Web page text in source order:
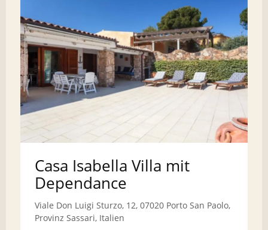
Casa Isabella Villa mit
Dependance
Viale Don Luigi Sturzo, 12, 07020 Porto San Paolo,
Provinz Sassari, Italien